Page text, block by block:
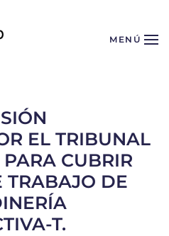
MENÚ
EL TRIBUNAL
CUBRIR
TRABAJO DE
T.